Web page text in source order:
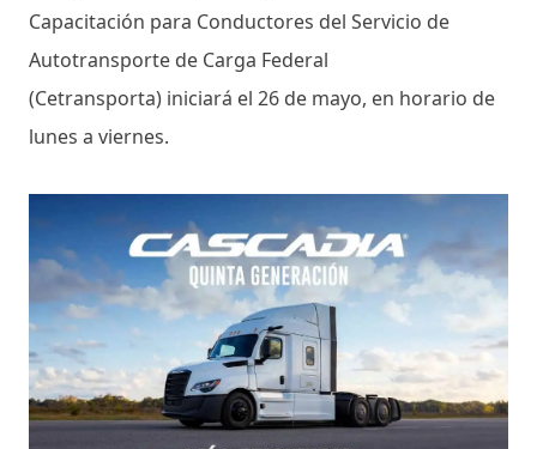
Capacitación para Conductores del Servicio de
Autotransporte de Carga Federal
(Cetransporta) iniciará el 26 de mayo, en horario de
lunes a viernes.